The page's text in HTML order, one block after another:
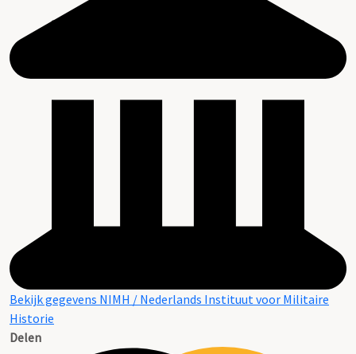
Bekijk gegevens NIMH / Nederlands Instituut voor Militaire
Historie
Delen